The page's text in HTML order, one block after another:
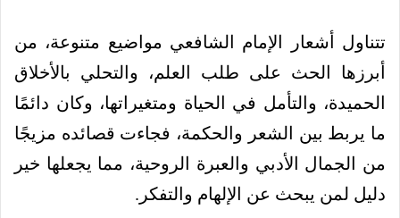
تتناول أشعار الإمام الشافعي مواضيع متنوعة، من
أبرزها الحث على طلب العلم، والتحلي بالأخلاق
الحميدة، والتأمل في الحياة ومتغيراتها، وكان دائمًا
ما يربط بين الشعر والحكمة، فجاءت قصائده مزيجًا
من الجمال الأدبي والعبرة الروحية، مما يجعلها خير
دليل لمن يبحث عن الإلهام والتفكر.